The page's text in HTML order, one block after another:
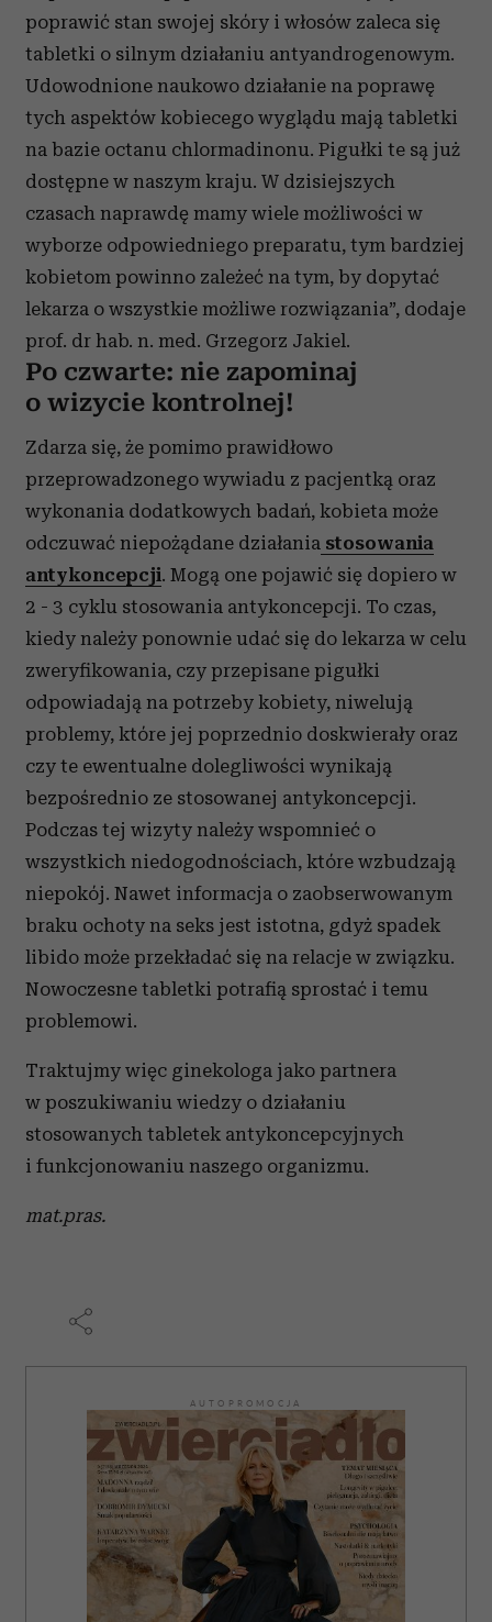
i reklam, aby oferować funkcje społecznościowe i
analizować ruch w naszej witrynie. Informacje o tym, jak
korzystasz z naszej witryny, udostępniamy partnerom
społecznościowym, reklamowym i analitycznym.
Partnerzy mogą połączyć te informacje z innymi danymi
otrzymanymi od Ciebie lub uzyskanymi podczas
poprawić stan swojej skóry i włosów zaleca się
tabletki o silnym działaniu antyandrogenowym.
Udowodnione naukowo działanie na poprawę
tych aspektów kobiecego wyglądu mają tabletki
na bazie octanu chlormadinonu. Pigułki te są już
dostępne w naszym kraju. W dzisiejszych
czasach naprawdę mamy wiele możliwości w
wyborze odpowiedniego preparatu, tym bardziej
kobietom powinno zależeć na tym, by dopytać
lekarza o wszystkie możliwe rozwiązania”, dodaje
prof. dr hab. n. med. Grzegorz Jakiel.
Po czwarte: nie zapominaj
o wizycie kontrolnej!
Zdarza się, że pomimo prawidłowo
przeprowadzonego wywiadu z pacjentką oraz
wykonania dodatkowych badań, kobieta może
odczuwać niepożądane działania stosowania
antykoncepcji. Mogą one pojawić się dopiero w
2 - 3 cyklu stosowania antykoncepcji. To czas,
kiedy należy ponownie udać się do lekarza w celu
zweryfikowania, czy przepisane pigułki
odpowiadają na potrzeby kobiety, niwelują
problemy, które jej poprzednio doskwierały oraz
czy te ewentualne dolegliwości wynikają
bezpośrednio ze stosowanej antykoncepcji.
Podczas tej wizyty należy wspomnieć o
wszystkich niedogodnościach, które wzbudzają
niepokój. Nawet informacja o zaobserwowanym
braku ochoty na seks jest istotna, gdyż spadek
libido może przekładać się na relacje w związku.
Nowoczesne tabletki potrafią sprostać i temu
problemowi.
Traktujmy więc ginekologa jako partnera
w poszukiwaniu wiedzy o działaniu
stosowanych tabletek antykoncepcyjnych
i funkcjonowaniu naszego organizmu.
mat.pras.
AUTOPROMOCJA